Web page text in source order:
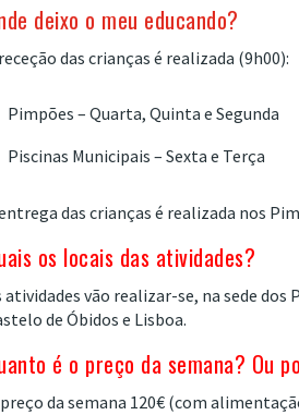
deixo o meu educando?
das crianças é realizada (9h00):
Pimpões – Quarta, Quinta e Segunda
Piscinas Municipais – Sexta e Terça
das crianças é realizada nos
os locais das atividades?
atividades vão realizar-se, na sede dos
de Óbidos e Lisboa.
é o preço da semana? Ou
da semana 120€ (com